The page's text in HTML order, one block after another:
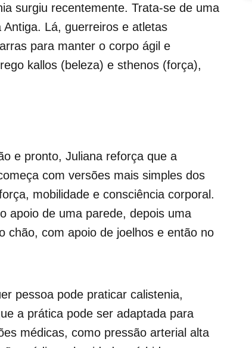
surgiu recentemente. Trata-se de uma
Lá, guerreiros e atletas
para manter o corpo ágil e
kallos (beleza) e sthenos (força),
e pronto, Juliana reforça que a
com versões mais simples dos
mobilidade e consciência corporal.
apoio de uma parede, depois uma
chão, com apoio de joelhos e então no
pessoa pode praticar calistenia,
a prática pode ser adaptada para
médicas, como pressão arterial alta